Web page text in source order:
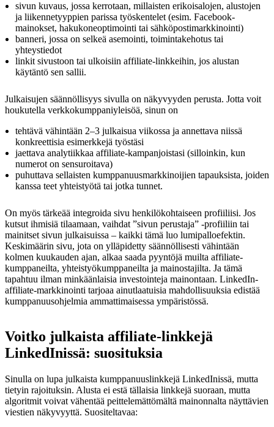
sivun kuvaus, jossa kerrotaan, millaisten erikoisalojen, alustojen
ja liikennetyyppien parissa työskentelet (esim. Facebook-
mainokset, hakukoneoptimointi tai sähköpostimarkkinointi)
banneri, jossa on selkeä asemointi, toimintakehotus tai
yhteystiedot
linkit sivustoon tai ulkoisiin affiliate-linkkeihin, jos alustan
käytäntö sen sallii.
Julkaisujen säännöllisyys sivulla on näkyvyyden perusta. Jotta voit
houkutella verkkokumppaniyleisöä, sinun on
tehtävä vähintään 2–3 julkaisua viikossa ja annettava niissä
konkreettisia esimerkkejä työstäsi
jaettava analytiikkaa affiliate-kampanjoistasi (silloinkin, kun
numerot on sensuroitava)
puhuttava sellaisten kumppanuusmarkkinoijien tapauksista, joiden
kanssa teet yhteistyötä tai jotka tunnet.
On myös tärkeää integroida sivu henkilökohtaiseen profiiliisi. Jos
kutsut ihmisiä tilaamaan, vaihdat ”sivun perustaja” -profiiliin tai
mainitset sivun julkaisuissa – kaikki tämä luo lumipalloefektin.
Keskimäärin sivu, jota on ylläpidetty säännöllisesti vähintään
kolmen kuukauden ajan, alkaa saada pyyntöjä muilta affiliate-
kumppaneilta, yhteistyökumppaneilta ja mainostajilta. Ja tämä
tapahtuu ilman minkäänlaisia investointeja mainontaan. LinkedIn-
affiliate-markkinointi tarjoaa ainutlaatuisia mahdollisuuksia edistää
kumppanuusohjelmia ammattimaisessa ympäristössä.
Voitko julkaista affiliate-linkkejä
LinkedInissä: suosituksia
Sinulla on lupa julkaista kumppanuuslinkkejä LinkedInissä, mutta
tietyin rajoituksin. Alusta ei estä tällaisia linkkejä suoraan, mutta
algoritmit voivat vähentää peittelemättömältä mainonnalta näyttävien
viestien näkyvyyttä. Suositeltavaa: